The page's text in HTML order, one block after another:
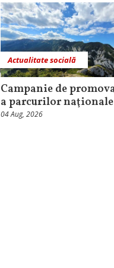
Actualitate socială
Campanie de
a parcurilor naţionale
04 Aug, 2026